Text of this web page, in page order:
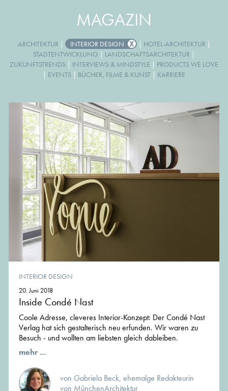
MAGAZIN
ARCHITEKTUR | INTERIOR DESIGN | HOTEL-ARCHITEKTUR |
STADTENTWICKLUNG | LANDSCHAFTSARCHITEKTUR |
ZUKUNFTSTRENDS | INTERVIEWS & MINDSTYLE | PRODUCTS WE LOVE
| EVENTS | BÜCHER, FILME & KUNST | KARRIERE
INTERIOR DESIGN
20. Juni 2018
Inside Condé Nast
Coole Adresse, cleveres Interior-Konzept: Der Condé Nast
Verlag hat sich gestalterisch neu erfunden. Wir waren zu
Besuch - und wollten am liebsten gleich dableiben.
mehr ...
von Gabriela Beck, ehemalge Redakteurin
von MünchenArchitektur